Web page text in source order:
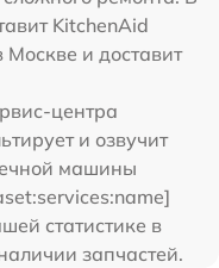
KitchenAid
Москве и доставит
центра
и озвучит
машины
статистике в
запчастей.